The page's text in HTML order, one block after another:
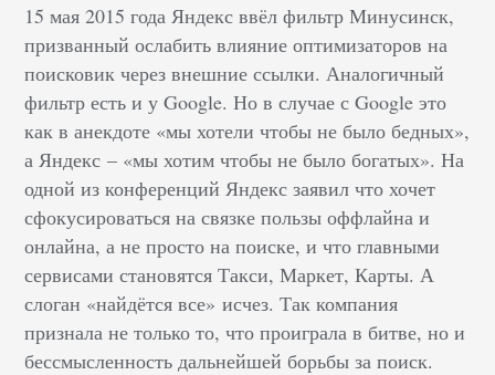
15 мая 2015 года Яндекс ввёл фильтр Минусинск,
призванный ослабить влияние оптимизаторов на
поисковик через внешние ссылки. Аналогичный
фильтр есть и у Google. Но в случае с Google это
как в анекдоте «мы хотели чтобы не было бедных»,
а Яндекс– «мы хотим чтобы не было богатых». На
одной из конференций Яндекс заявил что хочет
сфокусироваться на связке пользы оффлайна и
онлайна, а не просто на поиске, и что главными
сервисами становятся Такси, Маркет, Карты. А
слоган «найдётся все»исчез. Так компания
признала не только то, что проиграла в битве, но и
бессмысленность дальнейшей борьбы за поиск.